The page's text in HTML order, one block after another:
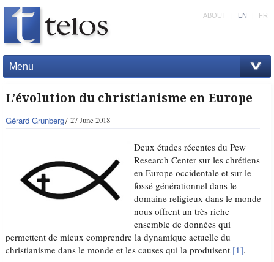
Menu
ABOUT | EN | FR
L’évolution du christianisme en Europe
Gérard Grunberg 27 June 2018
Deux études récentes du Pew
Research Center sur les chrétiens
en Europe occidentale et sur le
fossé générationnel dans le
domaine religieux dans le monde
nous offrent un très riche
ensemble de données qui
permettent de mieux comprendre la dynamique actuelle du
christianisme dans le monde et les causes qui la produisent [1].